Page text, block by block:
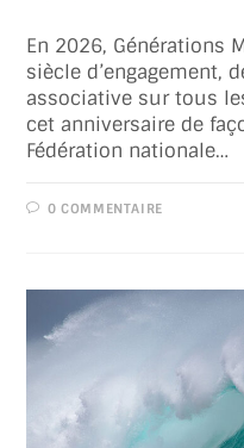
En 2026, Générations
siècle d’engagement,
associative sur tous
cet anniversaire de
Fédération nationale…
0 COMMENTAIRE